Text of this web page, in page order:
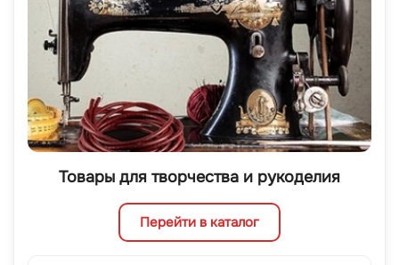
Товары для творчества и рукоделия
Перейти в каталог